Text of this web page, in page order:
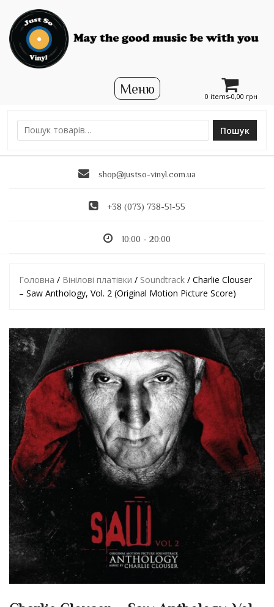
0 items-0,00 грн
Ш
Пошук
shop@justso-vinyl.com.ua
+38 (073) 738-51-55
10:00 - 20:00
Головна / Вінілові платівки / Soundtrack / Charlie Clouser
– Saw Anthology, Vol. 2 (Original Motion Picture Score)